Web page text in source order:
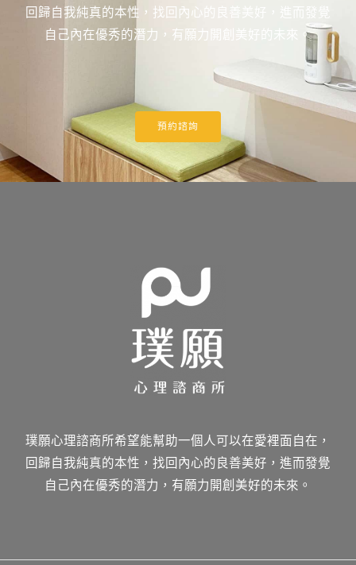
回歸自我純真的本性，找回內心的良善美好，進而發覺
自己內在優秀的潛力，有願力開創美好的未來。
預約諮詢
璞願心理諮商所希望能幫助一個人可以在愛裡面自在，
回歸自我純真的本性，找回內心的良善美好，進而發覺
自己內在優秀的潛力，有願力開創美好的未來。